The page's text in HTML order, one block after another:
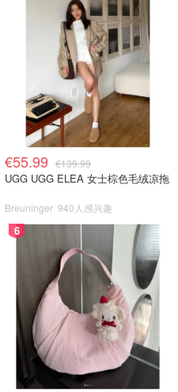
€55.99 €139.99
UGG UGG ELEA 女士棕色毛绒凉拖
Breuninger 940人感兴趣
6